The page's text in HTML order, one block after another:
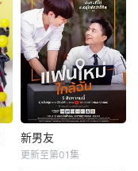
新男友
更新至第01集